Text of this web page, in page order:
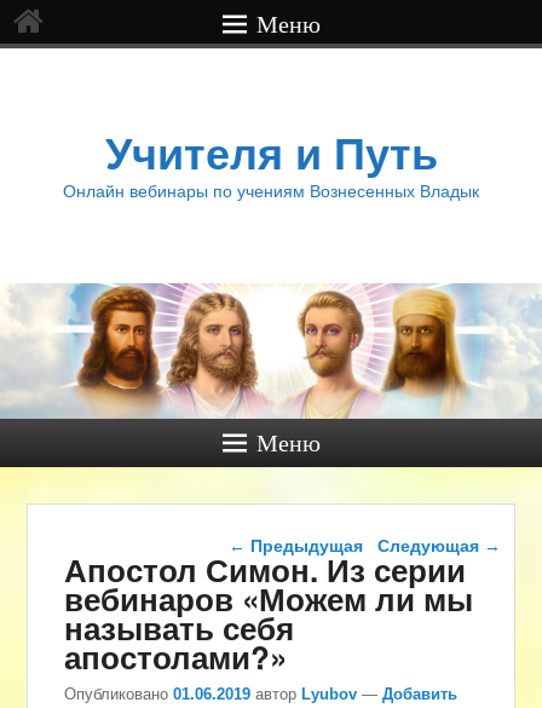
Меню
Учителя и Путь
Онлайн вебинары по учениям Вознесенных Владык
Меню
Навигация по записям
← Предыдущая Следующая →
Апостол Симон. Из серии
вебинаров «Можем ли мы
называть себя
апостолами?»
Опубликовано01.06.2019 авторLyubov —Добавить